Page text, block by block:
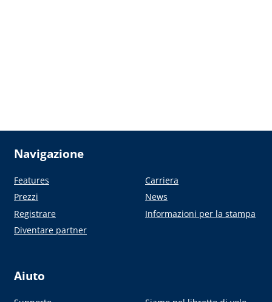
Navigazione
Features
Prezzi
Registrare
Diventare partner
Carriera
News
Informazioni per la stampa
Aiuto